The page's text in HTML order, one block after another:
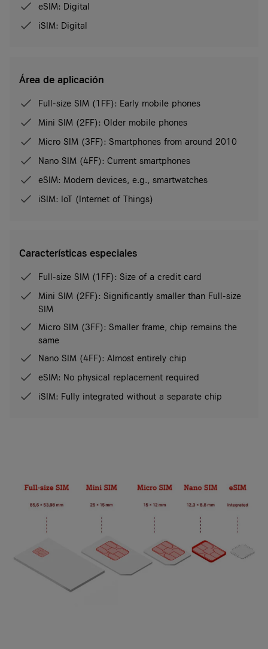
eSIM: Digital
iSIM: Digital
Área de aplicación
Full-size SIM (1FF): Early mobile phones
Mini SIM (2FF): Older mobile phones
Micro SIM (3FF): Smartphones from around 2010
Nano SIM (4FF): Current smartphones
eSIM: Modern devices, e.g., smartwatches
iSIM: IoT (Internet of Things)
Características especiales
Full-size SIM (1FF): Size of a credit card
Mini SIM (2FF): Significantly smaller than Full-size
SIM
Micro SIM (3FF): Smaller frame, chip remains the
same
Nano SIM (4FF): Almost entirely chip
eSIM: No physical replacement required
iSIM: Fully integrated without a separate chip